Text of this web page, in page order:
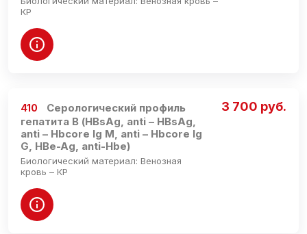
КР
410
Серологический профиль
гепатита В (HBsAg, anti – HBsAg,
anti – Hbcore Ig M, anti – Hbcore Ig
G, HBe-Ag, anti-Hbe)
Биологический материал: Венозная
кровь – КР
3 700 руб.